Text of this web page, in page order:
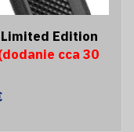
Edition
cca 30